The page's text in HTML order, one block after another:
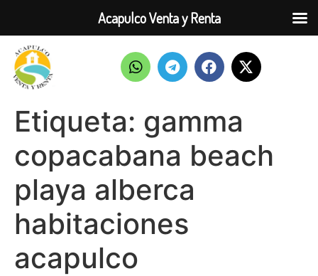
Etiqueta: gamma
copacabana beach
playa alberca
habitaciones
acapulco
Acapulco Venta y Renta